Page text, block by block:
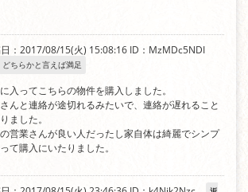
：2017/08/15(火) 15:08:16 ID：MzMDc5NDI
どちらかと言えば満足
入ってこちらの物件を購入しました。
んと連絡が途切れるみたいで、連絡が遅れること
ました。
営業さんが良い人だったし家自体は綺麗でシンプ
て購入にいたりました。